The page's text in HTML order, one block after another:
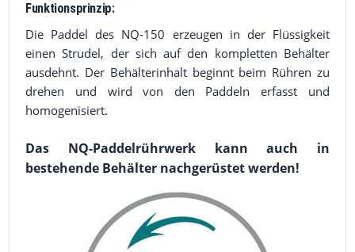
Funktionsprinzip:
Die Paddel des NQ-150 erzeugen in der Flüssigkeit
einen Strudel, der sich auf den kompletten Behälter
ausdehnt. Der Behälterinhalt beginnt beim Rühren zu
drehen und wird von den Paddeln erfasst und
homogenisiert.
Das NQ-Paddelrührwerk kann auch in
bestehende Behälter nachgerüstet werden!